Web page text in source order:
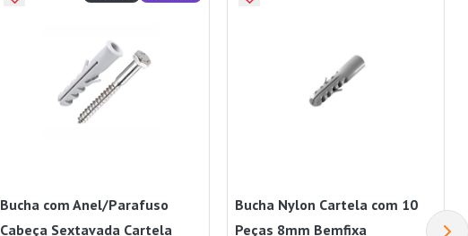
Bucha com Anel/Parafuso
Cabeça Sextavada Cartela
Bucha Nylon Cartela com 10
Peças 8mm Bemfixa